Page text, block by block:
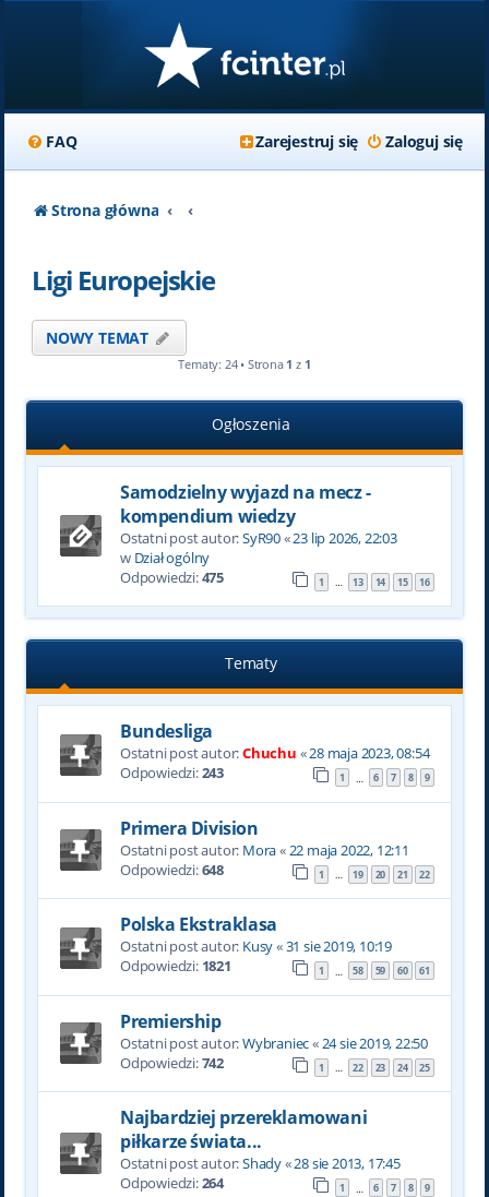
FAQ Zaloguj się
Zarejestruj się
Strona główna
Ligi Europejskie
NOWY TEMAT
Tematy: 24 • Strona 1 z 1
Ogłoszenia
Samodzielny wyjazd na mecz -
kompendium wiedzy
Ostatni post autor:SyR90«23 lip 2026, 22:03
w Dział ogólny
Odpowiedzi:475 1 … 13 14 15 16
Tematy
Bundesliga
Ostatni post autor:Chuchu «28 maja 2023, 08:54
Odpowiedzi:243 1 … 6 7 8 9
Primera Division
Ostatni post autor: Mora«22 maja 2022, 12:11
Odpowiedzi:648 1 … 19 20 21 22
Polska Ekstraklasa
Ostatni post autor: Kusy«31 sie 2019, 10:19
Odpowiedzi: 1821 1 … 58 59 60 61
Premiership
Ostatni post autor:Wybraniec«24 sie 2019, 22:50
Odpowiedzi:742 1 … 22 23 24 25
Najbardziej przereklamowani
piłkarze świata...
Ostatni post autor:Shady«28 sie 2013, 17:45
Odpowiedzi:264 1 … 6 7 8 9